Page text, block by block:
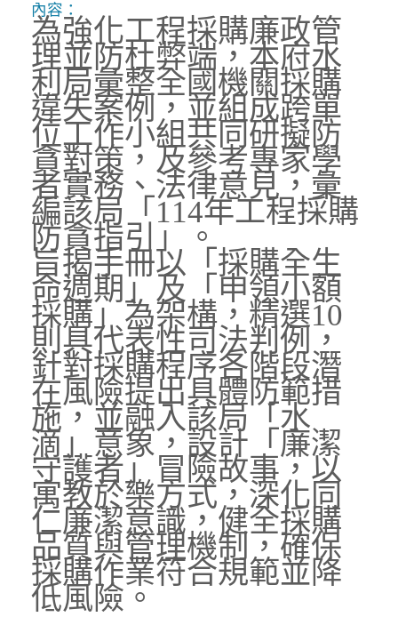
內容：
為強化工程採購廉政管
理並防杜弊端，本府水
利局彙整全國機關採購
違失案例，並組成跨單
位工作小組共同研擬防
貪對策，及參考專家學
者實務、法律意見，彙
編該局「114年工程採購
防貪指引」。
旨揭手冊以「採購全生
命週期」及「申領小額
採購」為架構，精選10
則具代表性司法判例，
針對採購程序各階段潛
在風險提出具體防範措
施，並融入該局「水
滴」意象，設計「廉潔
守護者」冒險故事，以
寓教於樂方式，深化同
仁廉潔意識，健全採購
品質與管理機制，確保
採購作業符合規範並降
低風險。